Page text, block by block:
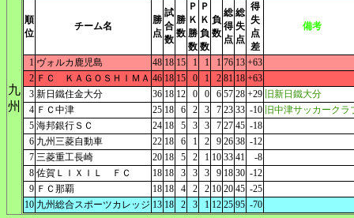
九
州
順
位
チーム名
勝
点
試
合
数
勝
数
Ｐ
Ｋ
勝
数
Ｐ
Ｋ
負
数
負
数
総
得
点
総
失
点
得
失
点
差
備考
1 ヴォルカ鹿児島 48 18 15 1 1 1 76 13 +63
2 ＦＣ ＫＡＧＯＳＨＩＭＡ 46 18 15 0 1 2 81 18 +63
3 新日鐵住金大分 36 18 12 0 0 6 57 28 +29 旧新日鐵大分
4 ＦＣ中津 25 18 6 2 3 7 23 33 -10 旧中津サッカークラ
5 海邦銀行ＳＣ 24 18 5 3 3 7 27 45 -18
6 九州三菱自動車 22 18 6 1 2 9 26 38 -12
7 三菱重工長崎 20 18 5 2 1 10 33 41
-8
8 佐賀ＬＩＸＩＬ ＦＣ 18 18 3 3 3 9 18 30 -12
9 ＦＣ那覇 18 18 4 2 2 10 20 45 -25
10 九州総合スポーツカレッジ 13 18 2 3 1 12 25 95 -70